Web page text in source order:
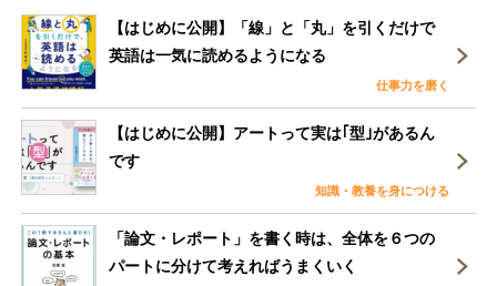
【はじめに公開】「線」と「丸」を引くだけで
英語は一気に読めるようになる
仕事力を磨く
【はじめに公開】アートって実は｢型｣があるん
です
知識・教養を身につける
「論文・レポート」を書く時は、全体を６つの
パートに分けて考えればうまくいく